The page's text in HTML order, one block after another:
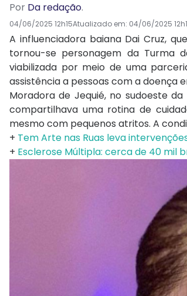
Por Da redação.
04/06/2025 12h15Atualizado em: 04/06/2025
A influenciadora baiana Dai Cruz,
tornou-se personagem da Turma
viabilizada por meio de uma
assistência a pessoas com a doença
Moradora de Jequié, no sudoeste
compartilhava uma rotina de
mesmo com pequenos atritos. A
+ Tem Arte nas Ruas leva
+ Esclerose Múltipla: cerca de 40 mil